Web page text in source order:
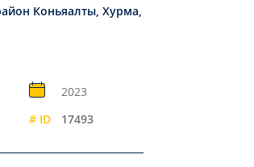
Коньяалты, Хурма,
2023
# ID 17493